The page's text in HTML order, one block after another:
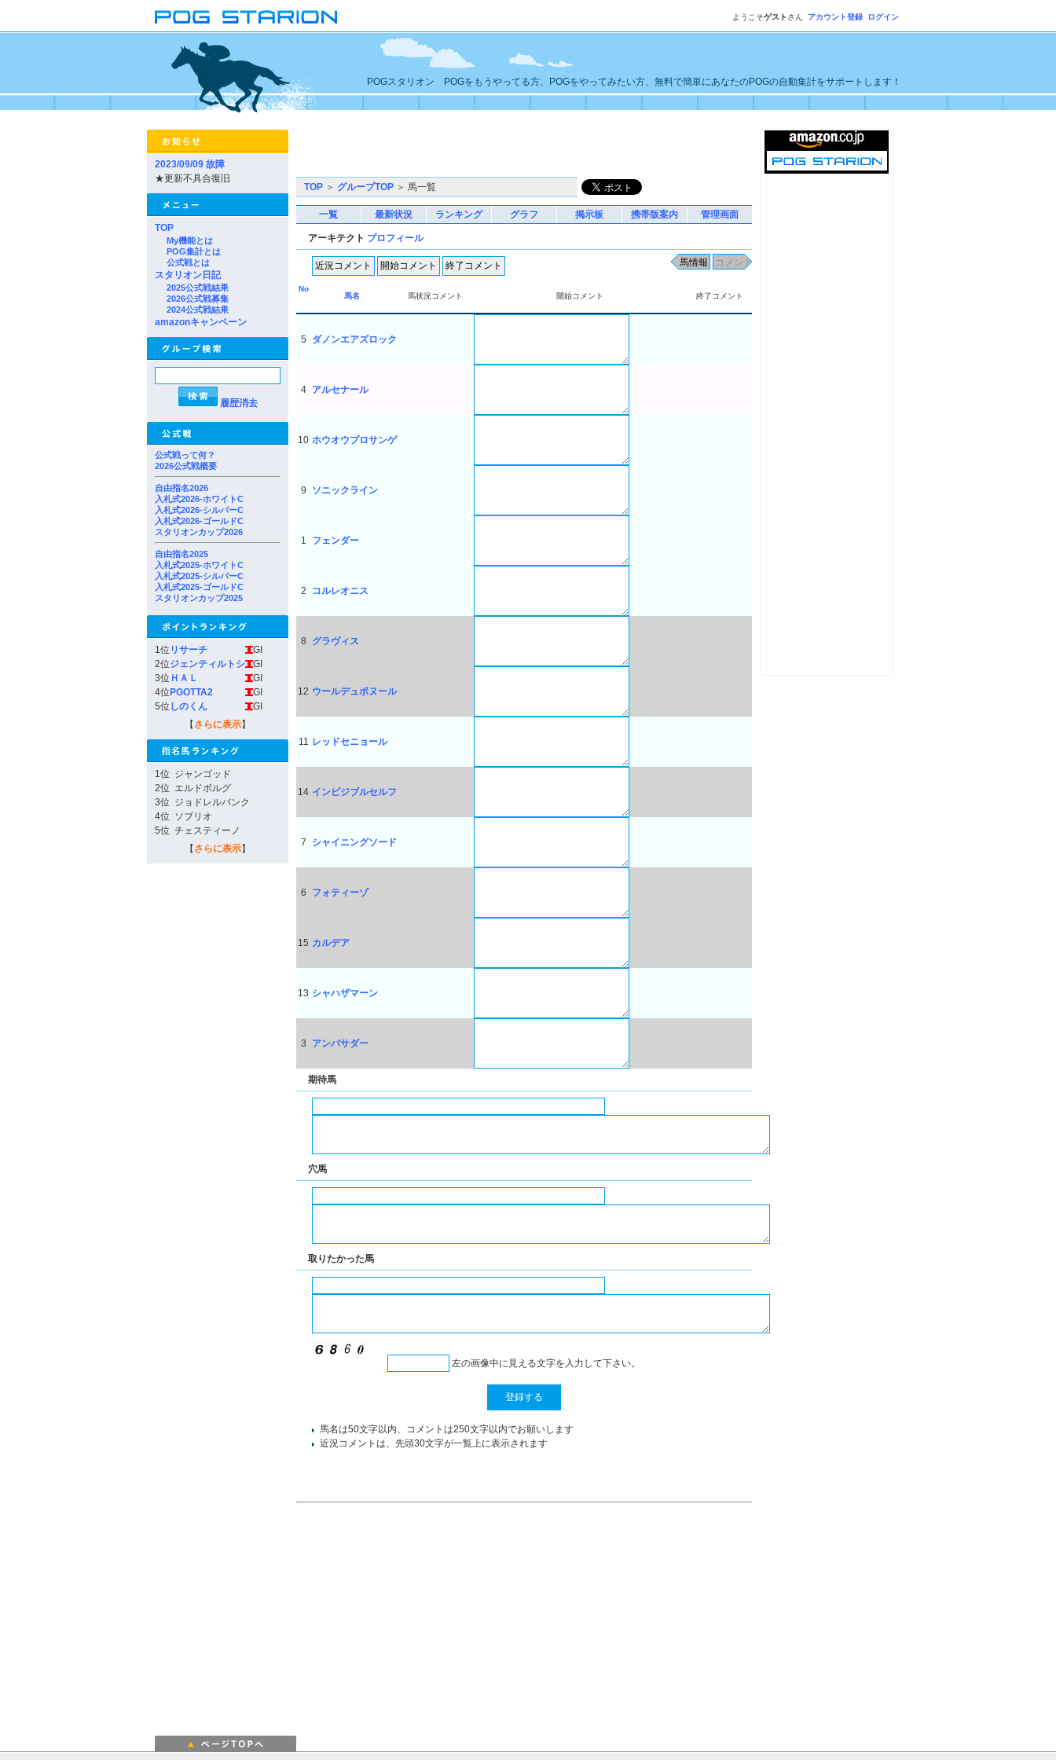
ようこそゲスト さん アカウント登録 ログイン
POGスタリオン POGをもうやってる方、POGをやってみたい方、無料で簡単にあなたのPOGの自動集計をサポートします！
2023/09/09 故障
★更新不具合復旧
TOP
My機能とは
POG集計とは
公式戦とは
スタリオン日記
2025公式戦結果
2026公式戦募集
2024公式戦結果
amazonキャンペーン
履歴消去
公式戦って何？
2026公式戦概要
自由指名2026
入札式2026-ホワイトC
入札式2026-シルバーC
入札式2026-ゴールドC
スタリオンカップ2026
自由指名2025
入札式2025-ホワイトC
入札式2025-シルバーC
入札式2025-ゴールドC
スタリオンカップ2025
1位 リサーチ
GI
2位ジェンティルトシ
GI
3位 ＨＡＬ
GI
4位 PGOTTA2
GI
5位 しのくん
GI
【 さらに表示】
1位 ジャンゴッド
2位 エルドボルグ
3位 ジョドレルバンク
4位 ソブリオ
5位 チェスティーノ
【 さらに表示】
TOP ＞ グループTOP ＞ 馬一覧
一覧 最新状況 ランキング グラフ 掲示板 携帯版案内 管理画面
アーキテクト プロフィール
No
馬名
馬状況コメント 開始コメント 終了コメント
5 ダノンエアズロック
4 アルセナール
10 ホウオウプロサンゲ
9 ソニックライン
1 フェンダー
2 コルレオニス
8 グラヴィス
12 ウールデュボヌール
11 レッドセニョール
14 インビジブルセルフ
7 シャイニングソード
6 フォティーゾ
15 カルデア
13 シャハザマーン
3 アンバサダー
期待馬
穴馬
取りたかった馬
左の画像中に見える文字を入力して下さい。
馬名は50文字以内、コメントは250文字以内でお願いします
近況コメントは、先頭30文字が一覧上に表示されます